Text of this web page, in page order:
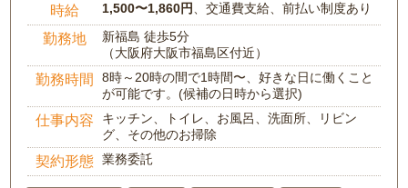
時給 1,500〜1,860円 、交通費支給、前払い制度あり
勤務地
新福島 徒歩5分
（大阪府大阪市福島区付近）
勤務時間
8時～20時の間で1時間〜、好きな日に働くこと
が可能です。(候補の日時から選択)
仕事内容
キッチン、トイレ、お風呂、洗面所、リビン
グ、その他のお掃除
契約形態 業務委託